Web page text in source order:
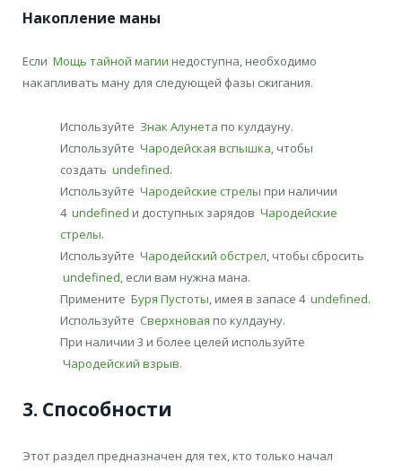
Накопление маны
Если Мощь тайной магии недоступна, необходимо
накапливать ману для следующей фазы сжигания.
Используйте Знак Алунета по кулдауну.
Используйте Чародейская вспышка , чтобы
создать undefined.
Используйте Чародейские стрелы при наличии
4 undefined и доступных зарядов Чародейские
стрелы.
Используйте Чародейский обстрел , чтобы сбросить
undefined , если вам нужна мана.
Примените Буря Пустоты , имея в запасе 4 undefined.
Используйте Сверхновая по кулдауну.
При наличии 3 и более целей используйте
Чародейский взрыв.
3. Способности
Этот раздел предназначен для тех, кто только начал